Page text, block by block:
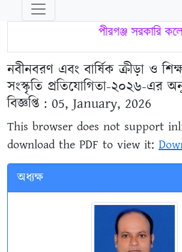
পীরগঞ্জ সরকারি
নবীনবরণ এবং বার্ষিক ক্রীড়া ও
সংস্কৃতি প্রতিযোগিতা-২০২৬-এর
বিজ্ঞপ্তি : 05, January, 2026
This browser does not support
download the PDF to view it:
অধ্যক্ষ